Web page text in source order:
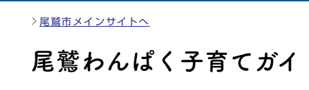
尾鷲市メインサイトへ